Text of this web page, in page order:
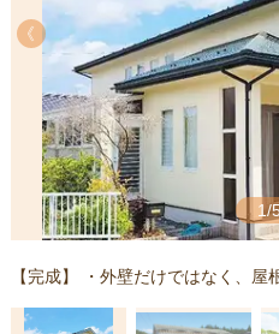
1/
《
【完成】 ・外壁だけではなく、